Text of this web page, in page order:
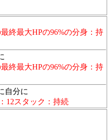
終最大HPの96%の分身：持
終最大HPの96%の分身：持
自分に
12スタック：持続